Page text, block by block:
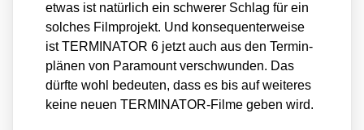
etwas ist natür­lich ein schwe­rer Schlag für ein
sol­ches Film­pro­jekt. Und kon­se­quen­ter­wei­se
ist TERMINATOR 6 jetzt auch aus den Ter­min­
plä­nen von Para­mount ver­schwun­den. Das
dürf­te wohl bedeu­ten, dass es bis auf wei­te­res
kei­ne neu­en TER­MI­NA­TOR-Fil­me geben wird.